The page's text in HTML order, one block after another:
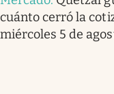
cuánto cerró la
miércoles 5 de